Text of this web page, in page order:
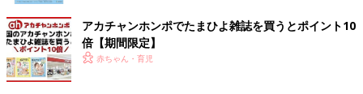
アカチャンホンポでたまひよ雑誌を買うとポイント10
倍【期間限定】
赤ちゃん・育児